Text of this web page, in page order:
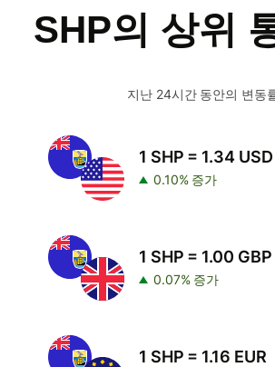
SHP의 상위
지난 24시간 동안의 변동
1 SHP = 1.34 USD
0.10% 증가
1 SHP = 1.00 GBP
0.07% 증가
1 SHP = 1.16 EUR